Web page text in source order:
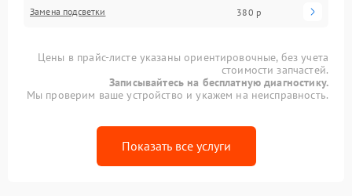
Замена подсветки 380 р
Цены в прайс-листе указаны ориентировочные, без учета
стоимости запчастей.
Записывайтесь на бесплатную диагностику.
Мы проверим ваше устройство и укажем на неисправность.
Показать все услуги